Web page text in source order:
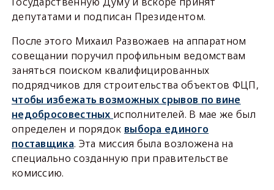
депутатами и подписан Президентом.
После этого Михаил Развожаев на аппаратном
совещании поручил профильным ведомствам
заняться поиском квалифицированных
подрядчиков для строительства объектов ФЦП,
чтобы избежать возможных срывов по вине
недобросовестных исполнителей. В мае же был
определен и порядок выбора единого
поставщика. Эта миссия была возложена на
специально созданную при правительстве
комиссию.